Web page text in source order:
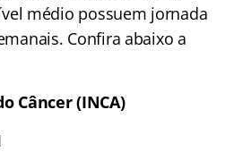
médio possuem jornada
Confira abaixo a
Câncer (INCA)